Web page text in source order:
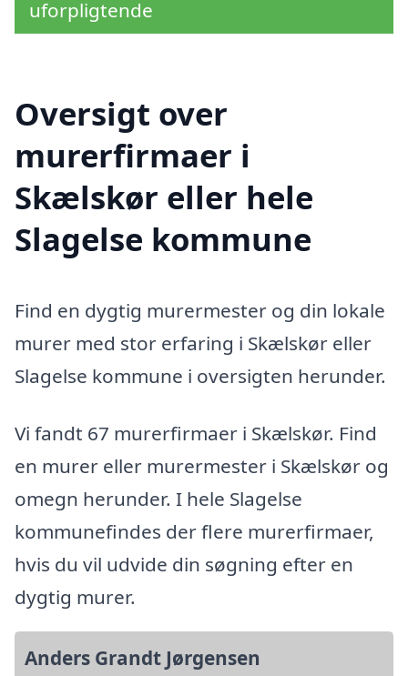
uforpligtende
Oversigt over
murerfirmaer i
Skælskør eller hele
Slagelse kommune
Find en dygtig murermester og din lokale
murer med stor erfaring i Skælskør eller
Slagelse kommune i oversigten herunder.
Vi fandt 67 murerfirmaer i Skælskør. Find
en murer eller murermester i Skælskør og
omegn herunder. I hele Slagelse
kommunefindes der flere murerfirmaer,
hvis du vil udvide din søgning efter en
dygtig murer.
Anders Grandt Jørgensen